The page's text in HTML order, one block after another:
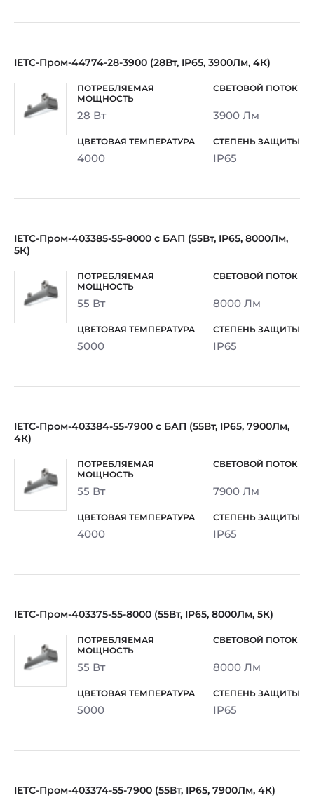
IETC-Пром-44774-28-3900 (28Вт, IP65, 3900Лм, 4К)
28 Вт 3900 Лм
4000 IP65
IETC-Пром-403385-55-8000 с БАП (55Вт, IP65, 8000Лм,
5К)
55 Вт 8000 Лм
5000 IP65
IETC-Пром-403384-55-7900 с БАП (55Вт, IP65, 7900Лм,
4К)
55 Вт 7900 Лм
4000 IP65
IETC-Пром-403375-55-8000 (55Вт, IP65, 8000Лм, 5К)
55 Вт 8000 Лм
5000 IP65
IETC-Пром-403374-55-7900 (55Вт, IP65, 7900Лм, 4К)